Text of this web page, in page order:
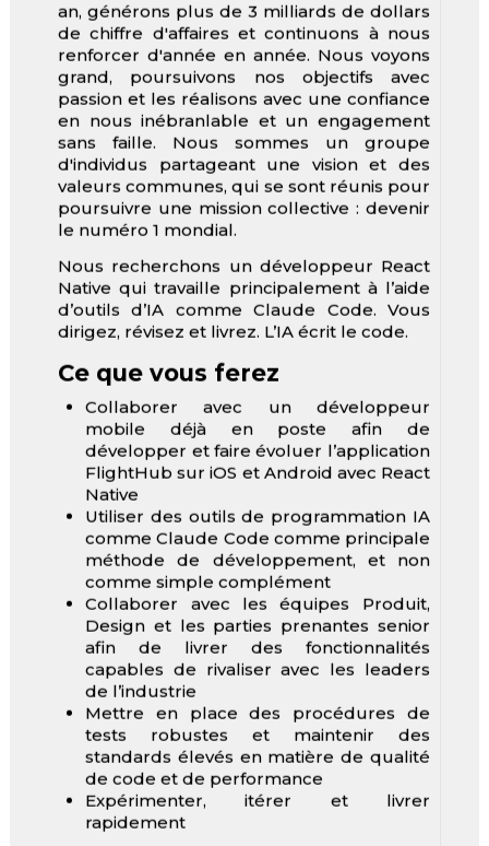
an, générons plus de 3 milliards de dollars
de chiffre d'affaires et continuons à nous
renforcer d'année en année. Nous voyons
grand, poursuivons nos objectifs avec
passion et les réalisons avec une confiance
en nous inébranlable et un engagement
sans faille. Nous sommes un groupe
d'individus partageant une vision et des
valeurs communes, qui se sont réunis pour
poursuivre une mission collective : devenir
le numéro 1 mondial.
Nous recherchons un développeur React
Native qui travaille principalement à l’aide
d’outils d’IA comme Claude Code. Vous
dirigez, révisez et livrez. L’IA écrit le code.
Ce que vous ferez
Collaborer avec un développeur
mobile déjà en poste afin de
développer et faire évoluer l’application
FlightHub sur iOS et Android avec React
Native
Utiliser des outils de programmation IA
comme Claude Code comme principale
méthode de développement, et non
comme simple complément
Collaborer avec les équipes Produit,
Design et les parties prenantes senior
afin de livrer des fonctionnalités
capables de rivaliser avec les leaders
de l’industrie
Mettre en place des procédures de
tests robustes et maintenir des
standards élevés en matière de qualité
de code et de performance
Expérimenter, itérer et livrer
rapidement